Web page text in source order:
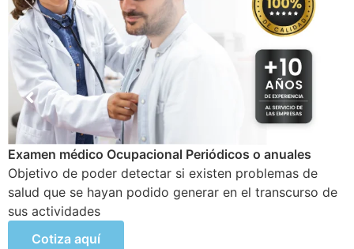
Examen médico ocupacional para trabajos en altura
mayor a 1.8 mts
Mayor A 1.8 Mts. Exámenes con la finalidad de que los
trabajadores que laboran en actividades de riesgo
puedan tener una supervisión en su estado de salud.